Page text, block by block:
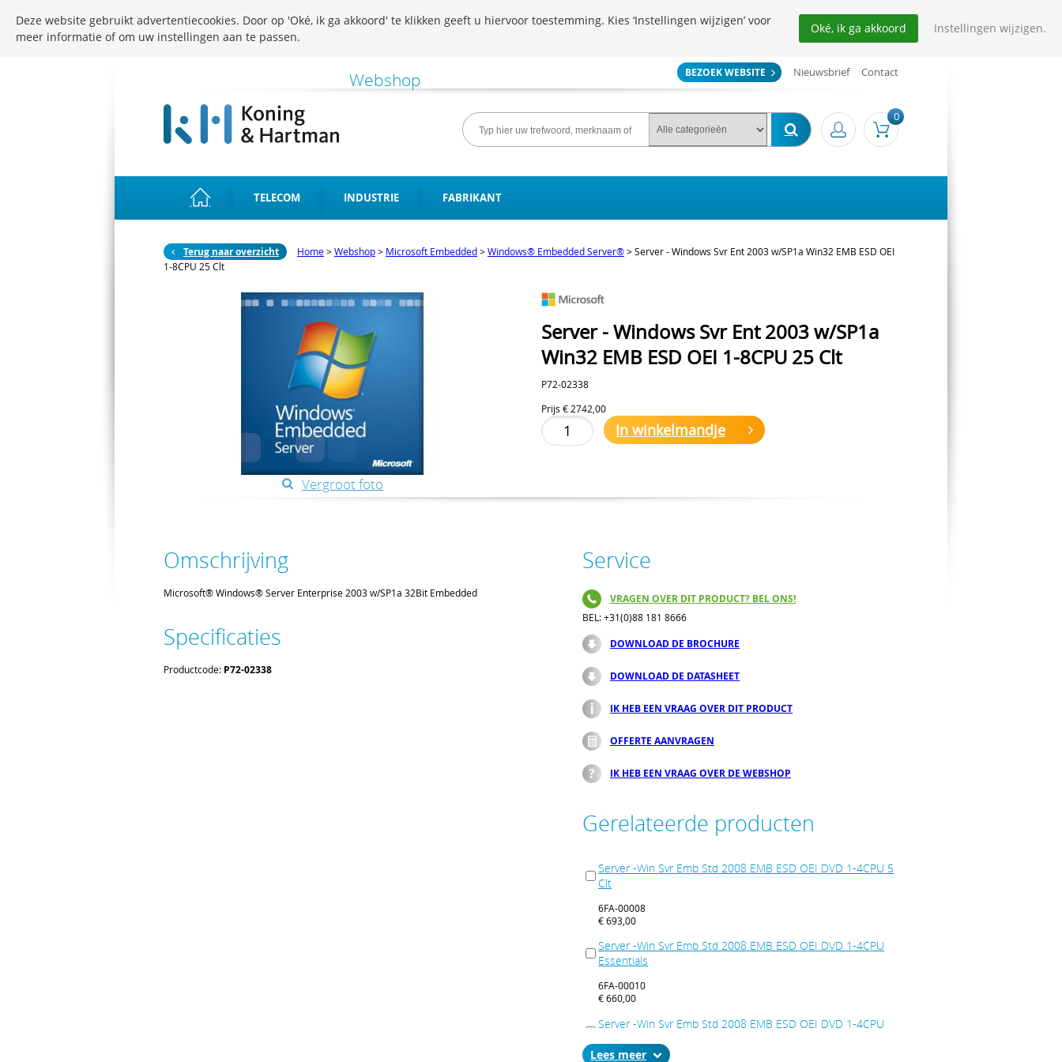
BEZOEK WEBSITE Nieuwsbrief Contact
0
TELECOM INDUSTRIE FABRIKANT
Terug naar overzicht Home>Webshop> Microsoft Embedded>Windows® Embedded Server®>Server - Windows Svr Ent 2003 w/SP1a Win32 EMB ESD OEI
1-8CPU 25 Clt
Vergroot foto
Server - Windows Svr Ent 2003 w/SP1a
Win32 EMB ESD OEI 1-8CPU 25 Clt
P72-02338
Prijs € 2742,00
In winkelmandje
Omschrijving
Microsoft® Windows® Server Enterprise 2003 w/SP1a 32Bit Embedded
Specificaties
Productcode: P72-02338
Service
VRAGEN OVER DIT PRODUCT? BEL ONS!
BEL: +31(0)88 181 8666
DOWNLOAD DE BROCHURE
DOWNLOAD DE DATASHEET
IK HEB EEN VRAAG OVER DIT PRODUCT
OFFERTE AANVRAGEN
IK HEB EEN VRAAG OVER DE WEBSHOP
Gerelateerde producten
Server -Win Svr Emb Std 2008 EMB ESD OEI DVD 1-4CPU 5
Clt
6FA-00008
€ 693,00
Server -Win Svr Emb Std 2008 EMB ESD OEI DVD 1-4CPU
Essentials
6FA-00010
€ 660,00
Server -Win Svr Emb Std 2008 EMB ESD OEI DVD 1-4CPU
Lees
Deze website gebruikt advertentiecookies. Door op 'Oké, ik ga akkoord' te klikken geeft u hiervoor toestemming. Kies ‘Instellingen wijzigen’ voor
meer informatie of om uw instellingen aan te passen.
Oké, ik ga akkoord Instellingen wijzigen.